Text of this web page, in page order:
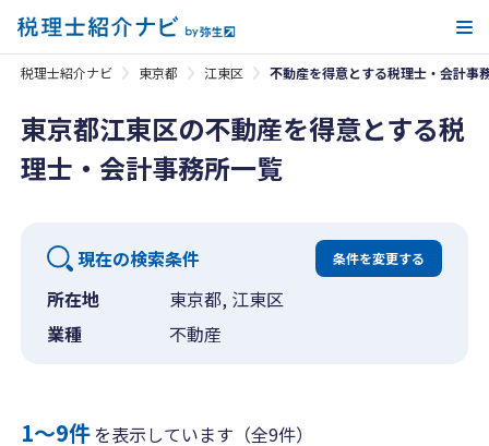
税理士紹介ナビ 東京都 江東区 不動産を得意とする税理士・会計事
東京都江東区の不動産を得意とする税
理士・会計事務所一覧
現在の検索条件 条件を変更する
所在地
東京都, 江東区
業種
不動産
1〜9件を表示しています（全9件）